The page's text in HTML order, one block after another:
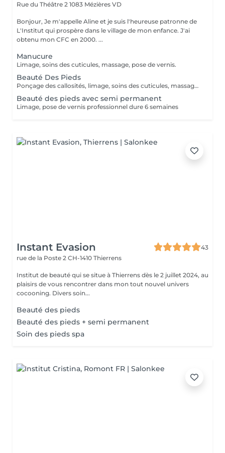
Rue du Théâtre 2 1083 Mézières VD
Bonjour, Je m'appelle Aline et je suis l'heureuse patronne de
L'Institut qui prospère dans le village de mon enfance. J'ai
obtenu mon CFC en 2000. ...
Manucure
Limage, soins des cuticules, massage, pose de vernis.
Beauté Des Pieds
Ponçage des callosités, limage, soins des cuticules, massage, pose de vernis.
Beauté des pieds avec semi permanent
Limage, pose de vernis professionnel dure 6 semaines
Instant Evasion
43
rue de la Poste 2 CH-1410 Thierrens
Institut de beauté qui se situe à Thierrens dès le 2 juillet 2024, au
plaisirs de vous rencontrer dans mon tout nouvel univers
cocooning. Divers soin...
Beauté des pieds
Beauté des pieds + semi permanent
Soin des pieds spa